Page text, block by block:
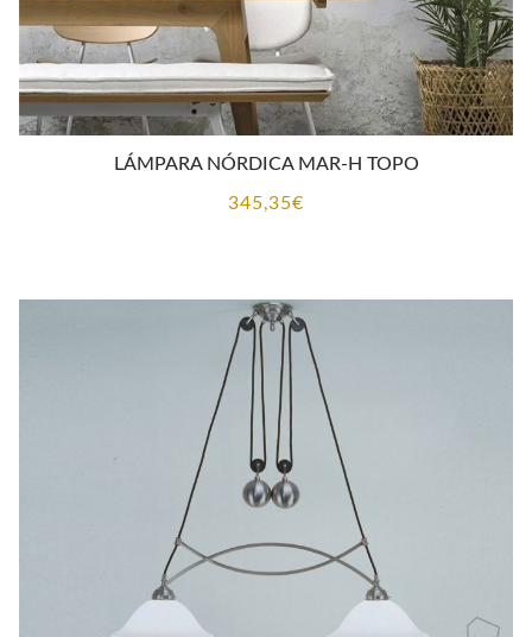
LÁMPARA NÓRDICA MAR-H TOPO
345,35€